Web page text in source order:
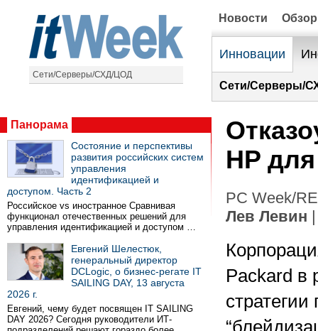
Сети/Серверы/СХД/ЦОД
Новости
Инновации
Сети/Серверы/
Панорама
Состояние и перспективы
развития российских систем
управления
идентификацией и
доступом. Часть 2
Российское vs иностранное Сравнивая
функционал отечественных решений для
управления идентификацией и доступом …
Евгений Шелестюк,
генеральный директор
DCLogic, о бизнес-регате IT
SAILING DAY, 13 августа
2026 г.
Евгений, чему будет посвящен IT SAILING
DAY 2026? Сегодня руководители ИТ-
HP
PC Week/
Лев Левин
Packard в
стратегии